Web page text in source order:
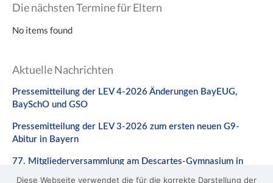
Die nächsten Termine für Eltern
No items found
Aktuelle Nachrichten
Pressemitteilung der LEV 4-2026 Änderungen BayEUG,
BaySchO und GSO
Pressemitteilung der LEV 3-2026 zum ersten neuen G9-
Abitur in Bayern
77. Mitgliederversammlung am Descartes-Gymnasium in
Diese Webseite verwendet die für die korrekte Darstellung der